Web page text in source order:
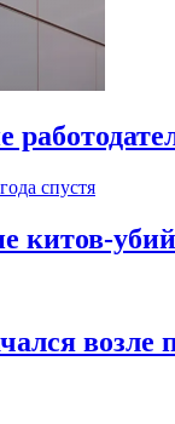
спустя
китов-
возле